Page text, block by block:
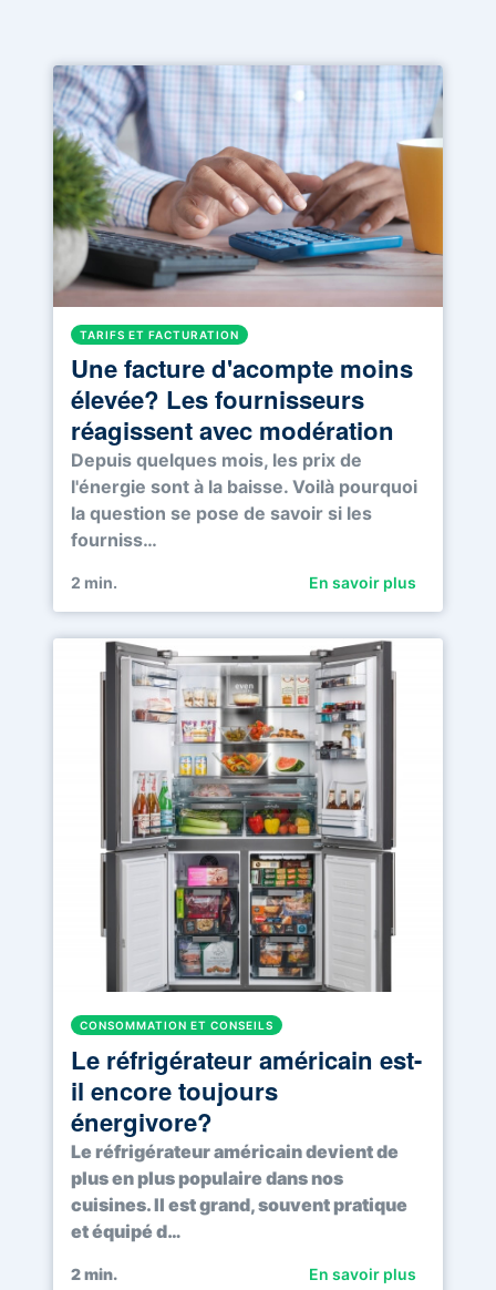
TARIFS ET FACTURATION
Une facture d'acompte moins
élevée? Les fournisseurs
réagissent avec modération
Depuis quelques mois, les prix de
l'énergie sont à la baisse. Voilà pourquoi
la question se pose de savoir si les
fourniss…
2 min. En savoir plus
CONSOMMATION ET CONSEILS
Le réfrigérateur américain est-
il encore toujours
énergivore?
Le réfrigérateur américain devient de
plus en plus populaire dans nos
cuisines. Il est grand, souvent pratique
et équipé d…
2min. En savoir plus